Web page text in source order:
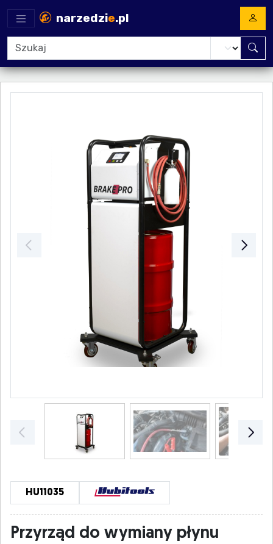
narzedzie.pl
HU11035
Przyrząd do wymiany płynu